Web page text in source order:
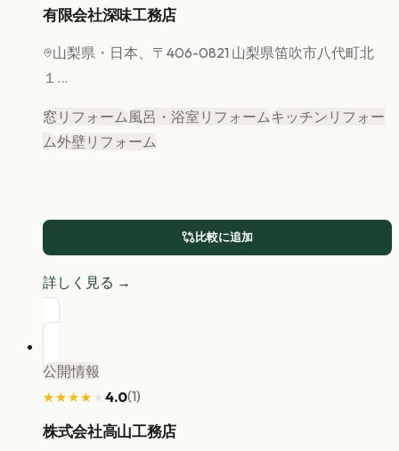
有限会社深味工務店
山梨県 ・日本、〒406-0821 山梨県笛吹市八代町北
１...
窓リフォーム 風呂・浴室リフォームキッチンリフォー
ム外壁リフォーム
比較に追加
詳しく見る →
公開情報
★★★★★
★★★★★ 4.0(1)
株式会社高山工務店